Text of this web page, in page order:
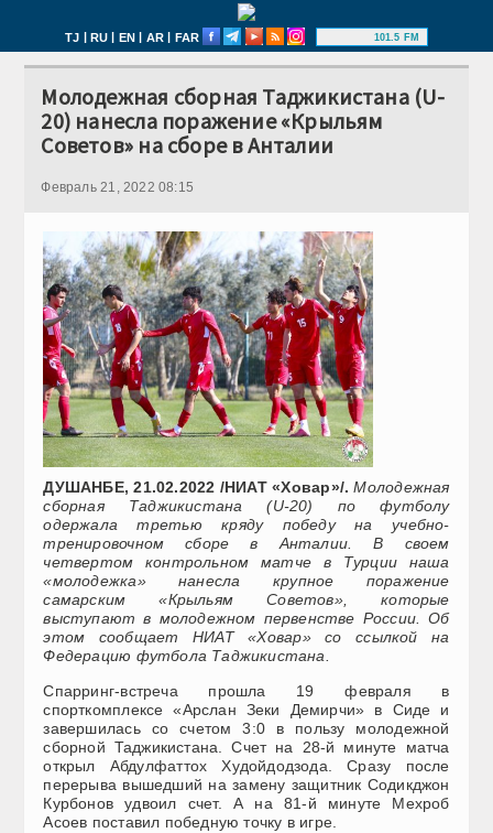
TJ | RU | EN | AR | FAR 101.5 FM
Молодежная сборная Таджикистана (U-
20) нанесла поражение «Крыльям
Советов» на сборе в Анталии
Февраль 21, 2022 08:15
ДУШАНБЕ, 21.02.2022 /НИАТ «Ховар»/. Молодежная
сборная Таджикистана (U-20) по футболу
одержала третью кряду победу на учебно-
тренировочном сборе в Анталии. В своем
четвертом контрольном матче в Турции наша
«молодежка» нанесла крупное поражение
самарским «Крыльям Советов», которые
выступают в молодежном первенстве России. Об
этом сообщает НИАТ «Ховар» со ссылкой на
Федерацию футбола Таджикистана.
Спарринг-встреча прошла 19 февраля в
спорткомплексе «Арслан Зеки Демирчи» в Сиде и
завершилась со счетом 3:0 в пользу молодежной
сборной Таджикистана. Счет на 28-й минуте матча
открыл Абдулфаттох Худойдодзода. Сразу после
перерыва вышедший на замену защитник Содикджон
Курбонов удвоил счет. А на 81-й минуте Мехроб
Асоев поставил победную точку в игре.